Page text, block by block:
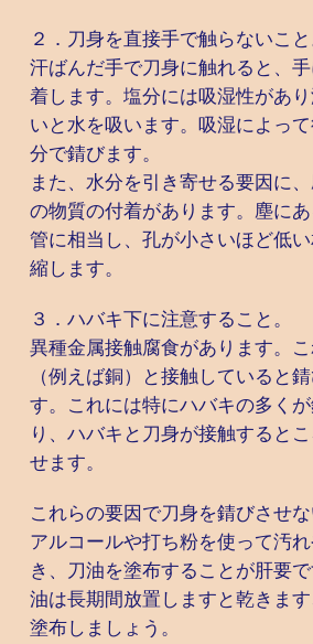
２．刀身を直接手で触らないこと
汗ばんだ手で刀身に触れると、
着します。塩分には吸湿性があ
いと水を吸います。吸湿によっ
分で錆びます。
また、水分を引き寄せる要因に
の物質の付着があります。塵に
管に相当し、孔が小さいほど低
縮します。
３．ハバキ下に注意すること。
異種金属接触腐食があります。
（例えば銅）と接触していると
す。これには特にハバキの多く
り、ハバキと刀身が接触すると
せます。
これらの要因で刀身を錆びさせ
アルコールや打ち粉を使って汚
き、刀油を塗布することが肝要
油は長期間放置しますと乾きま
塗布しましょう。